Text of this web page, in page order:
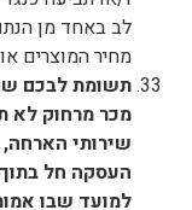
לב באחד מן
מחיר המוצרים
תשומת לבכם
שירותי
העסקה חל